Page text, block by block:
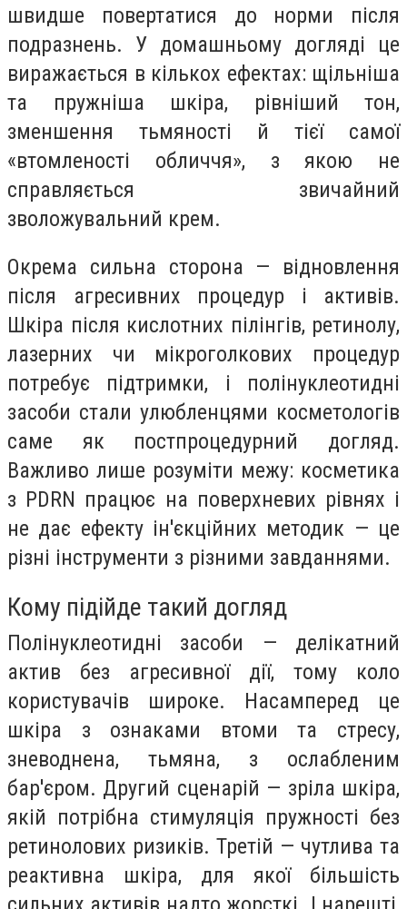
швидше повертатися до норми після
подразнень. У домашньому догляді це
виражається в кількох ефектах: щільніша
та пружніша шкіра, рівніший тон,
зменшення тьмяності й тієї самої
«втомленості обличчя», з якою не
справляється звичайний
зволожувальний крем.
Окрема сильна сторона — відновлення
після агресивних процедур і активів.
Шкіра після кислотних пілінгів, ретинолу,
лазерних чи мікроголкових процедур
потребує підтримки, і полінуклеотидні
засоби стали улюбленцями косметологів
саме як постпроцедурний догляд.
Важливо лише розуміти межу: косметика
з PDRN працює на поверхневих рівнях і
не дає ефекту ін'єкційних методик — це
різні інструменти з різними завданнями.
Кому підійде такий догляд
Полінуклеотидні засоби — делікатний
актив без агресивної дії, тому коло
користувачів широке. Насамперед це
шкіра з ознаками втоми та стресу,
зневоднена, тьмяна, з ослабленим
бар'єром. Другий сценарій — зріла шкіра,
якій потрібна стимуляція пружності без
ретинолових ризиків. Третій — чутлива та
реактивна шкіра, для якої більшість